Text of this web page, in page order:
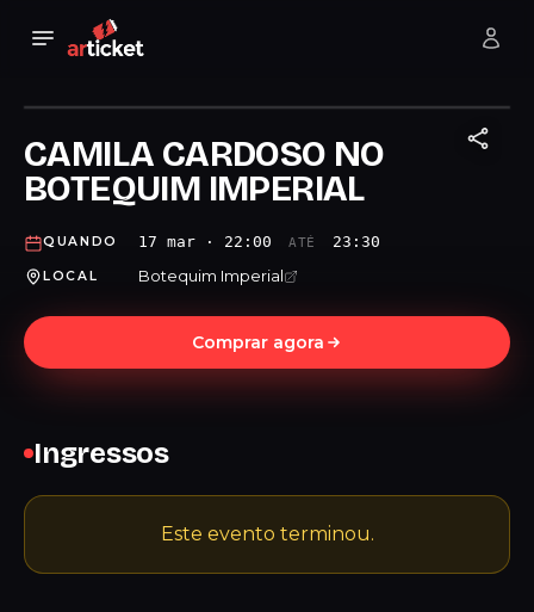
CAMILA CARDOSO NO
BOTEQUIM IMPERIAL
QUANDO 17 mar · 22:00 ATÉ 23:30
LOCAL Botequim Imperial
Comprar agora
Ingressos
Este evento terminou.